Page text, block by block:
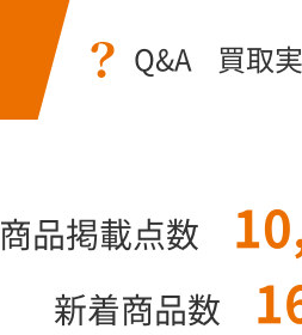
Q&A 買取
商品掲載点数
新着商品数